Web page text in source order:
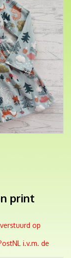
print
op
i.v.m. de